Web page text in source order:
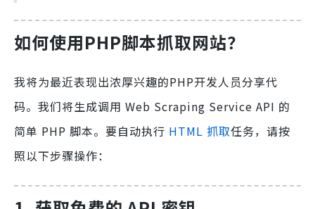
如何使用PHP脚本抓取网站？
我将为最近表现出浓厚兴趣的PHP开发人员分享代
码。我们将生成调用 Web Scraping Service API 的
简单 PHP 脚本。要自动执行 HTML 抓取任务，请按
照以下步骤操作：